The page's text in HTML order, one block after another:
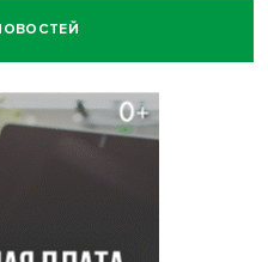
Туркова сыграла мать
доставили в
сломал ребенку